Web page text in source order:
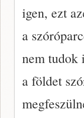
igen, ezt
a
nem tudok
a földet